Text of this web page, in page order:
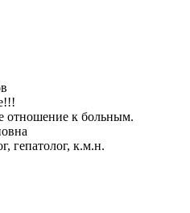
отношение к больным.
гепатолог, к.м.н.